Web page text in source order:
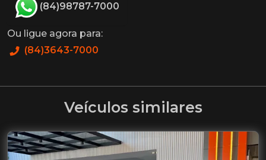
(84)98787-7000
Ou ligue agora para:
(84)3643-7000
Veículos similares